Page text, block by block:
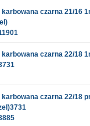
karbowana czarna 21/16
karbowana czarna 22/18
karbowana czarna 22/18